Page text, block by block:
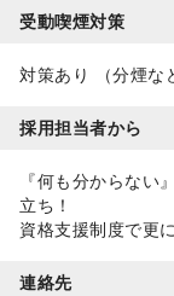
受動喫煙対策
対策あり （分煙な
採用担当者から
『何も分からない
立ち！
資格支援制度で更
連絡先